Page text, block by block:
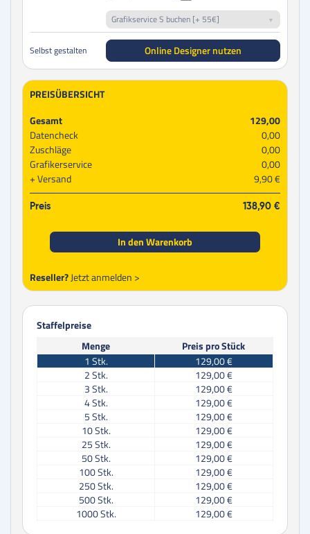
Grafikservice S buchen [+ 55€]
Selbst gestalten Online Designer nutzen
PREISÜBERSICHT
Gesamt
129,00
Datencheck
0,00
Zuschläge
0,00
Grafikerservice
0,00
Versand
9,90 €
Preis 138,90 €
In den Warenkorb
Reseller?Jetzt anmelden >
Staffelpreise
Menge
Preis pro Stück
1 Stk.
129,00 €
2Stk.
129,00 €
3Stk.
129,00 €
4Stk.
129,00 €
5Stk.
129,00 €
10Stk.
129,00 €
25Stk.
129,00 €
50Stk.
129,00 €
100Stk.
129,00 €
250Stk.
129,00 €
500Stk.
129,00 €
1000Stk. 129,00 €